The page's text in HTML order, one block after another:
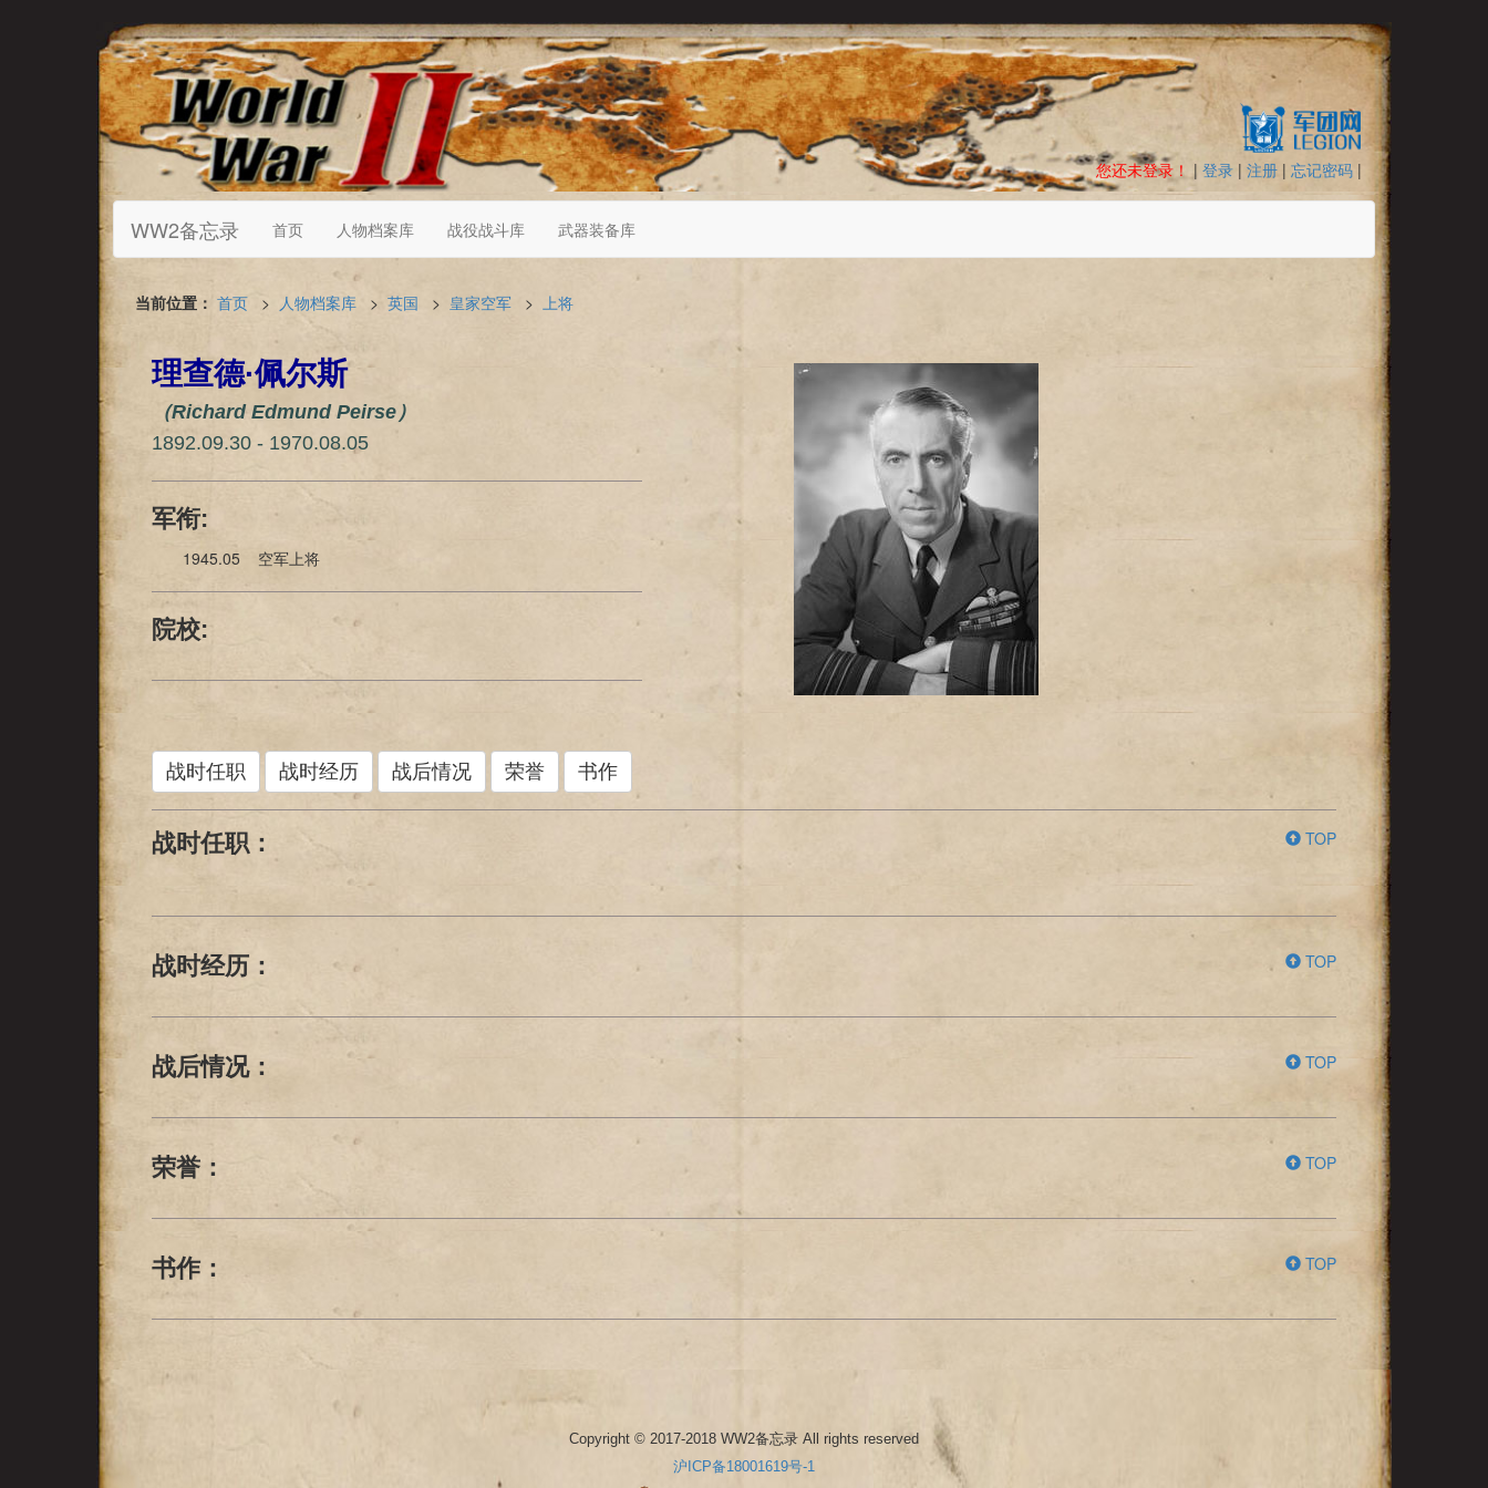
您还未登录！ | 登录 | 注册 | 忘记密码 |
WW2备忘录 首页 人物档案库 战役战斗库 武器装备库
当前位置： 首页 > 人物档案库 > 英国 > 皇家空军 > 上将
理查德·佩尔斯
（Richard Edmund Peirse）
1892.09.30 - 1970.08.05
军衔:
1945.05 空军上将
院校:
战时任职 战时经历 战后情况 荣誉 书作
战时任职： TOP
战时经历： TOP
战后情况： TOP
荣誉： TOP
书作： TOP
Copyright © 2017-2018 WW2备忘录 All rights reserved
沪ICP备18001619号-1